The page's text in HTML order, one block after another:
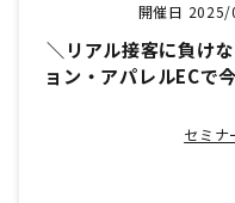
開催日
＼リアル接客に負け
ョン・アパレルECで
セミナ